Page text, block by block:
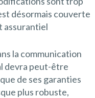
désormais couverte
assurantiel
la communication
devra peut-être
de ses garanties
plus robuste,